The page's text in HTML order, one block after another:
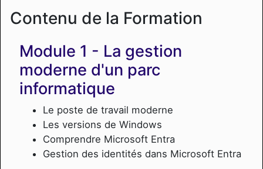
Contenu de la Formation
La gestion
moderne d'un parc
informatique
Le poste de travail moderne
Les versions de Windows
Comprendre Microsoft Entra
Gestion des identités dans Microsoft Entra